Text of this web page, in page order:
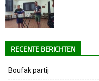
RECENTE BERICHTEN
Boufak partij